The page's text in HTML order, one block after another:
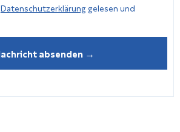
Datenschutzerklärunggelesen und
absenden →